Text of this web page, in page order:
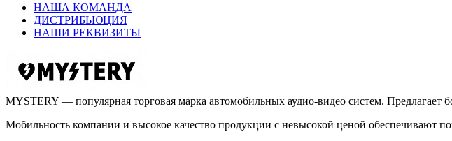
НАША КОМАНДА
ДИСТРИБЬЮЦИЯ
НАШИ РЕКВИЗИТЫ
MYSTERY — популярная торговая марка автомобильных аудио-видео систем.
Мобильность компании и высокое качество продукции с невысокой ценой обеспечивают